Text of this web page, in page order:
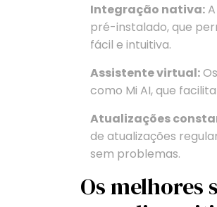
Integração nativa:
pré-instalado, que
fácil e intuitiva.
Assistente virtual:
como Mi AI, que
Atualizações
de atualizações
sem problemas.
Os melhores